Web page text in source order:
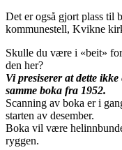
Det er også gjort plass til
kommunestell, Kvikne
Skulle du være i «beit»
den her?
Vi presiserer at dette
samme boka fra 1952.
Scanning av boka er i
starten av desember.
Boka vil være
ryggen.